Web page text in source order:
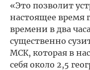
«Это позволит
настоящее время
времени в два
существенно
МСК, которая в
себя около 2,5